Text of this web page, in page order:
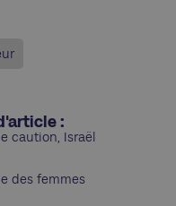
:
caution, Israël
des femmes